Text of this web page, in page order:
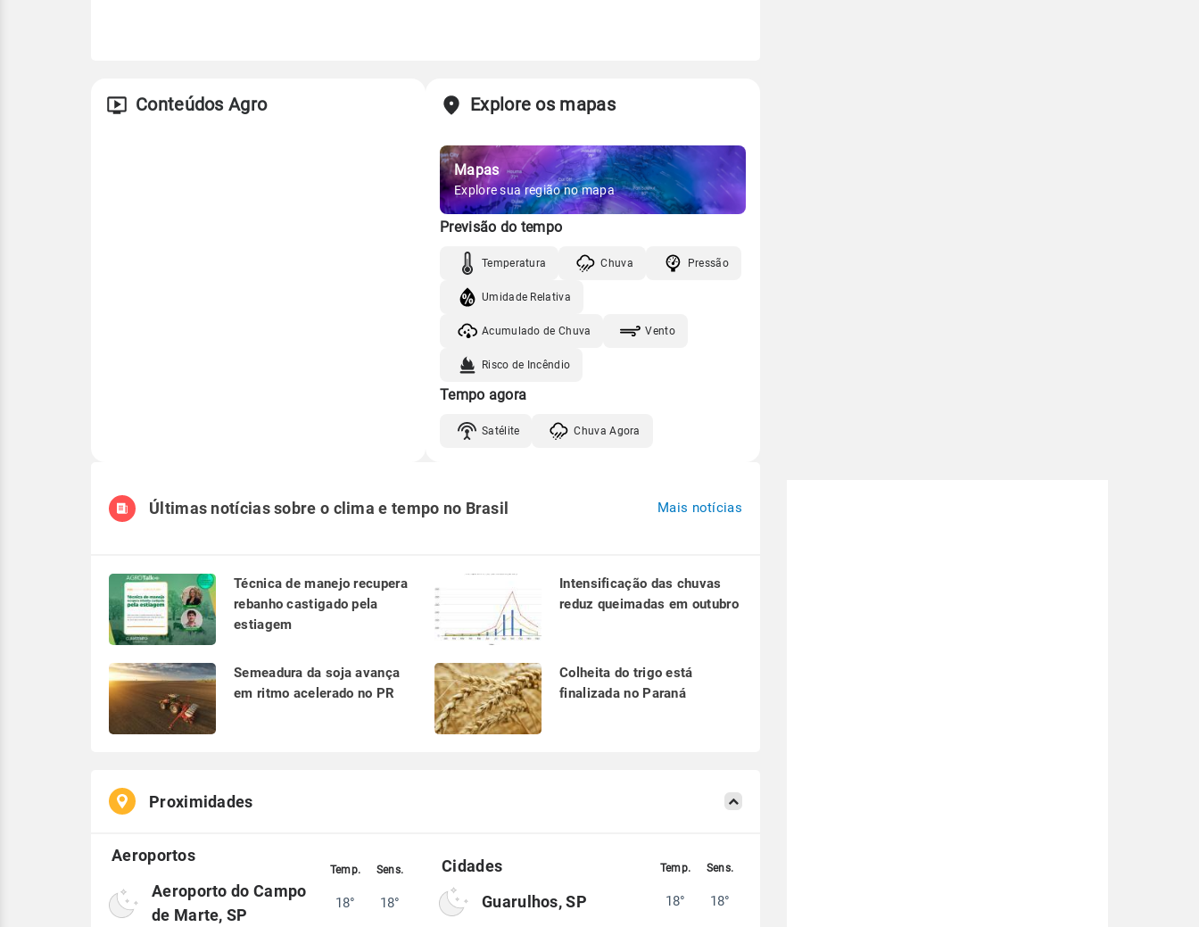
Conteúdos Agro Explore os mapas
Mapas
Explore sua região no mapa
Previsão do tempo
Temperatura Chuva Pressão
Umidade Relativa
Acumulado de Chuva Vento
Risco de Incêndio
Tempo agora
Satélite Chuva Agora
Últimas notícias sobre o clima e tempo no Brasil Mais notícias
Técnica de manejo recupera
rebanho castigado pela
estiagem
Intensificação das chuvas
reduz queimadas em outubro
Semeadura da soja avança
em ritmo acelerado no PR
Colheita do trigo está
finalizada no Paraná
Proximidades
Aeroporto do Campo
de Marte, SP
18° 18° Guarulhos, SP 18° 18°